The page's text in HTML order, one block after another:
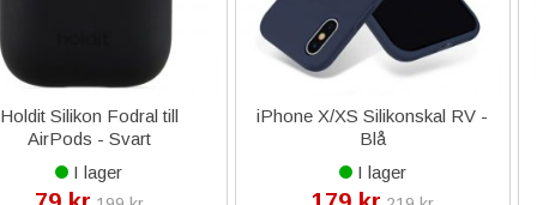
Holdit Silikon Fodral till
AirPods - Svart
I lager
iPhone X/XS Silikonskal RV -
Blå
I lager